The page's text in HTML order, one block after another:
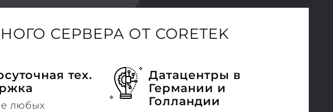
СЕРВЕРА ОТ CORETEK
тех.
любых
Датацентры в
Германии и
Голландии